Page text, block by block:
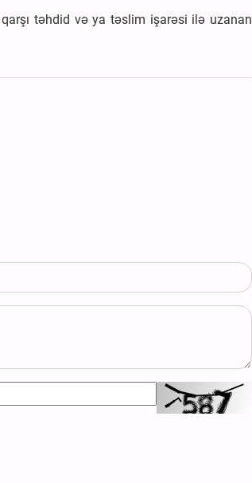
təhdid və ya təslim işarəsi ilə uzanan